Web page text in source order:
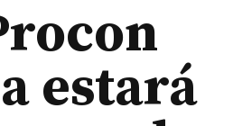
estará